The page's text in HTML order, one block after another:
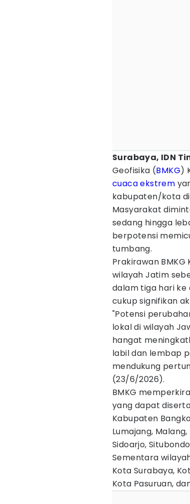
Surabaya, IDN
Geofisika (BMKG)
cuaca ekstrem
kabupaten/kota
Masyarakat
sedang hingga
berpotensi
tumbang.
Prakirawan
wilayah Jatim
dalam tiga hari
cukup signifikan
"Potensi
lokal di wilayah
hangat
labil dan lembap
mendukung
(23/6/2026).
BMKG
yang dapat
Kabupaten
Lumajang,
Sidoarjo,
Sementara
Kota Surabaya,
Kota Pasuruan,